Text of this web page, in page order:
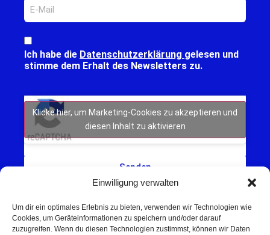
Einwilligung verwalten
Um dir ein optimales Erlebnis zu bieten, verwenden wir Technologien wie
Cookies, um Geräteinformationen zu speichern und/oder darauf
zuzugreifen. Wenn du diesen Technologien zustimmst, können wir Daten
Ich habe die Datenschutzerklärung gelesen und
stimme dem Erhalt des Newsletters zu.
Klicke hier, um Marketing-Cookies zu akzeptieren und
diesen Inhalt zu aktivieren
Senden